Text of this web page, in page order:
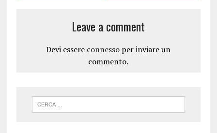
Leave a comment
Devi essere connesso per inviare un
commento.